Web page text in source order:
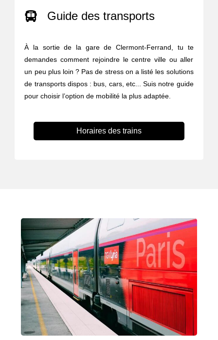
Guide des transports
À la sortie de la gare de Clermont-Ferrand, tu te
demandes comment rejoindre le centre ville ou aller
un peu plus loin ? Pas de stress on a listé les solutions
de transports dispos : bus, cars, etc... Suis notre guide
pour choisir l’option de mobilité la plus adaptée.
Horaires des trains